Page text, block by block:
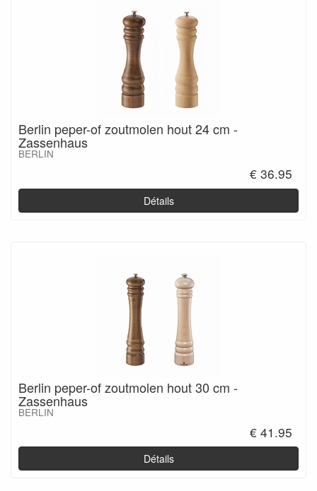
Berlin peper-of zoutmolen hout 24 cm -
Zassenhaus
BERLIN
€ 36.95
Détails
Berlin peper-of zoutmolen hout 30 cm -
Zassenhaus
BERLIN
€ 41.95
Détails